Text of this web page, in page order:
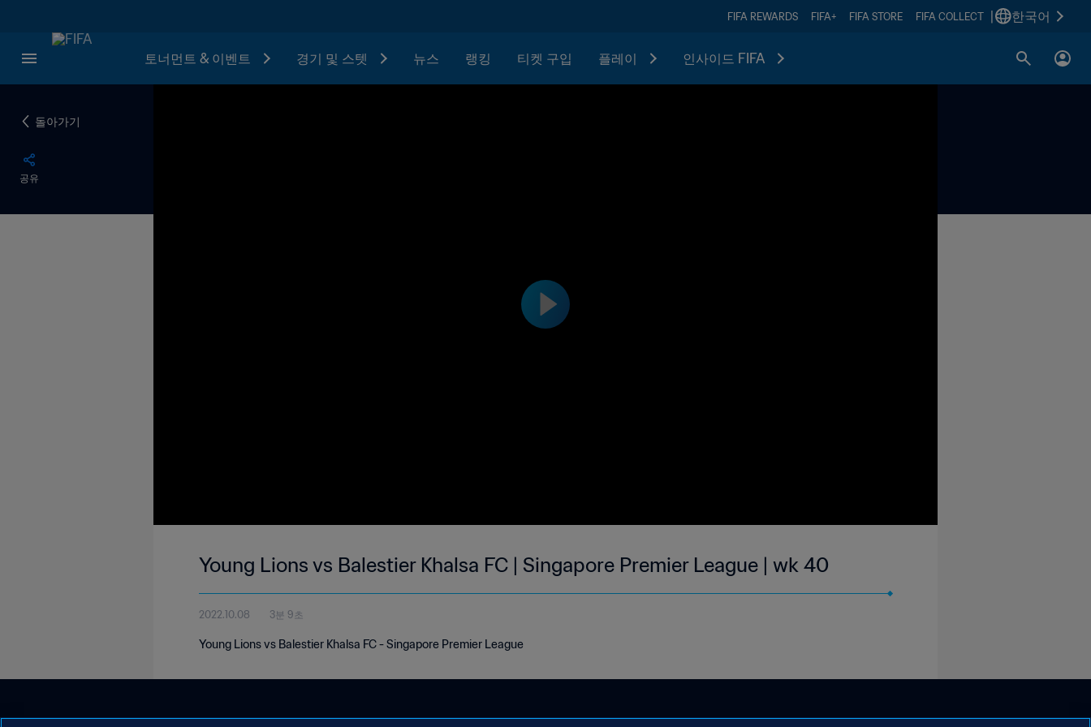
FIFA REWARDS FIFA+ FIFA STORE FIFA COLLECT 한국어
토너먼트 & 이벤트 경기 및 스텟 뉴스 랭킹 티켓 구입 플레이 인사이드 FIFA
돌아가기
공유
Young Lions vs Balestier Khalsa FC | Singapore Premier League | wk 40
2022.10.08 3분 9초
Young Lions vs Balestier Khalsa FC - Singapore Premier League